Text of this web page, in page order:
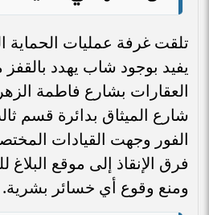
تلقت غرفة عمليات الحماية
يفيد بوجود شاب يهدد
العقارات بشارع فاطمة
شارع الميثاق بدائرة قسم
الفور وجهت القيادات
فرق الإنقاذ إلى موقع
ومنع وقوع أي خسائر بشرية.